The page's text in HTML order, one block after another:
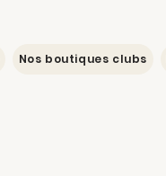
Nos boutiques clubs